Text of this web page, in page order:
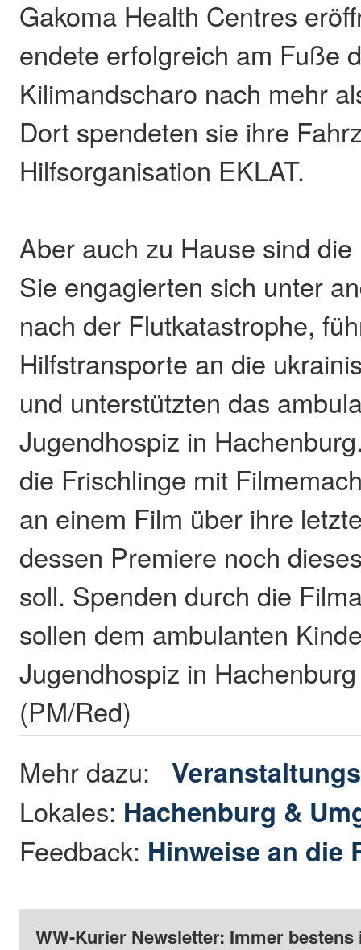
Gakoma Health Centres
endete erfolgreich am Fuße
Kilimandscharo nach mehr
Dort spendeten sie ihre
Hilfsorganisation EKLAT.
Aber auch zu Hause sind
Sie engagierten sich unter
nach der Flutkatastrophe,
Hilfstransporte an die
und unterstützten das
Jugendhospiz in
die Frischlinge mit
an einem Film über ihre
dessen Premiere noch
soll. Spenden durch die
sollen dem ambulanten
Jugendhospiz in
(PM/Red)
Mehr dazu:
Lokales: Hachenburg &
Feedback: Hinweise an die
WW-Kurier Newsletter: Immer